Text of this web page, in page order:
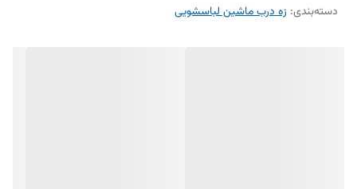
دسته‌بندی: زه درب ماشین لباسشویی